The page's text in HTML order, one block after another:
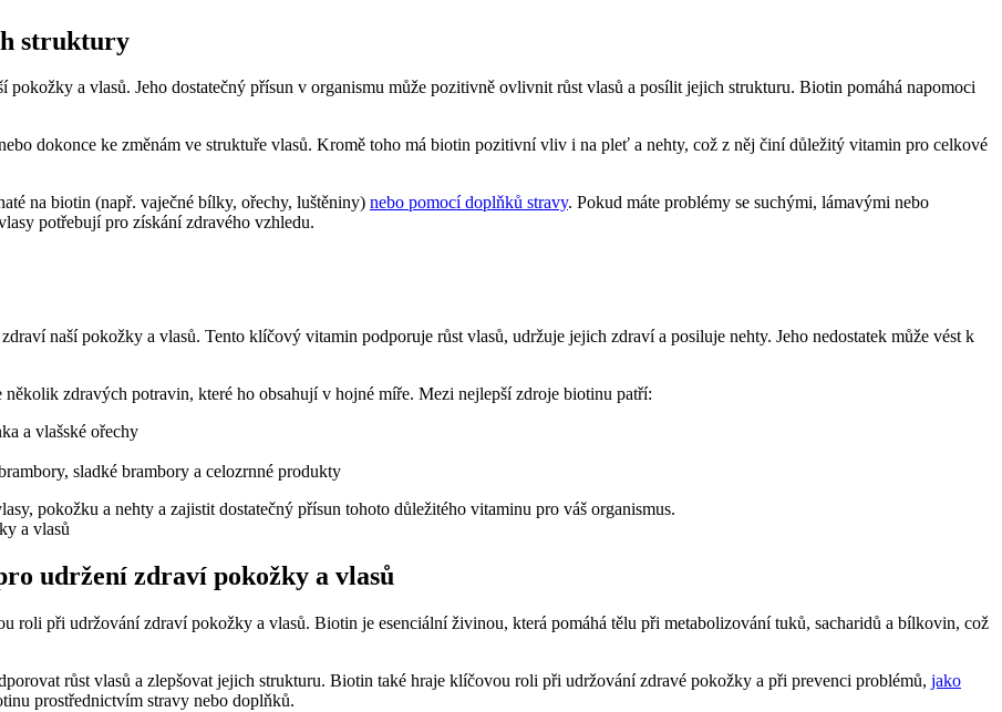
struktury
a vlasů. Jeho dostatečný přísun v organismu může pozitivně ovlivnit růst vlasů a posílit jejich strukturu. Biotin pomáhá napomoci
dokonce ke změnám ve struktuře vlasů. Kromě toho má biotin pozitivní vliv i na pleť a nehty, což z něj činí důležitý vitamin pro celkové
na biotin (např. vaječné bílky, ořechy, luštěniny) nebo pomocí doplňků stravy. Pokud máte problémy se suchými, lámavými nebo
potřebují pro získání zdravého vzhledu.
naší pokožky a vlasů. Tento klíčový vitamin podporuje růst vlasů, udržuje jejich zdraví a posiluje nehty. Jeho nedostatek může vést k
zdravých potravin, které ho obsahují v hojné míře. Mezi nejlepší zdroje biotinu patří:
a vlašské ořechy
sladké brambory a celozrnné produkty
pokožku a nehty a zajistit dostatečný přísun tohoto důležitého vitaminu pro váš organismus.
udržení zdraví pokožky a vlasů
roli při udržování zdraví pokožky a vlasů. Biotin je esenciální živinou, která pomáhá tělu při metabolizování tuků, sacharidů a bílkovin, což
růst vlasů a zlepšovat jejich strukturu. Biotin také hraje klíčovou roli při udržování zdravé pokožky a při prevenci problémů, jako
prostřednictvím stravy nebo doplňků.